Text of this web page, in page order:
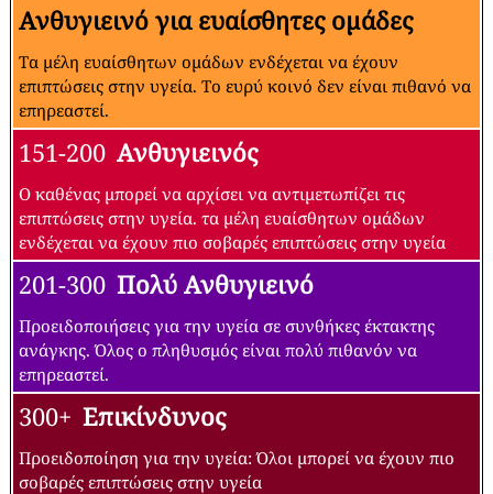
Ανθυγιεινό για ευαίσθητες ομάδες
Τα μέλη ευαίσθητων ομάδων ενδέχεται να έχουν
επιπτώσεις στην υγεία. Το ευρύ κοινό δεν είναι πιθανό να
επηρεαστεί.
151-200 Ανθυγιεινός
Ο καθένας μπορεί να αρχίσει να αντιμετωπίζει τις
επιπτώσεις στην υγεία. τα μέλη ευαίσθητων ομάδων
ενδέχεται να έχουν πιο σοβαρές επιπτώσεις στην υγεία
201-300 Πολύ Ανθυγιεινό
Προειδοποιήσεις για την υγεία σε συνθήκες έκτακτης
ανάγκης. Όλος ο πληθυσμός είναι πολύ πιθανόν να
επηρεαστεί.
300+ Επικίνδυνος
Προειδοποίηση για την υγεία: Όλοι μπορεί να έχουν πιο
σοβαρές επιπτώσεις στην υγεία